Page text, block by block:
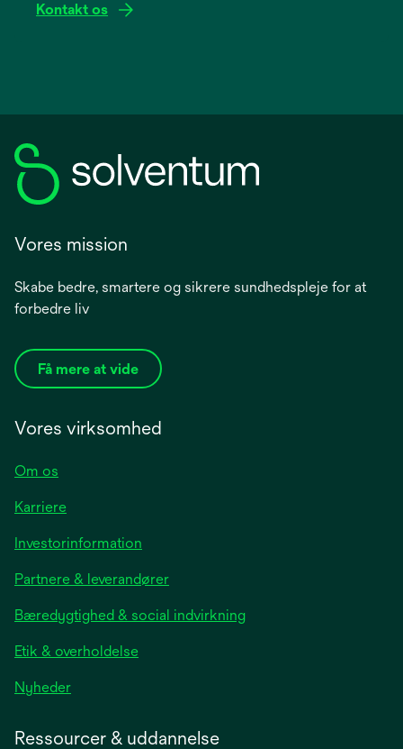
Kontakt os
Vores mission
Skabe bedre, smartere og sikrere sundhedspleje for at
forbedre liv
Få mere at vide
Vores virksomhed
Om os
Karriere
Investorinformation
a
new
Partnere & leverandører
Bæredygtighed & social indvirkning
Etik & overholdelse
Nyhederopens
Ressourcer & uddannelse